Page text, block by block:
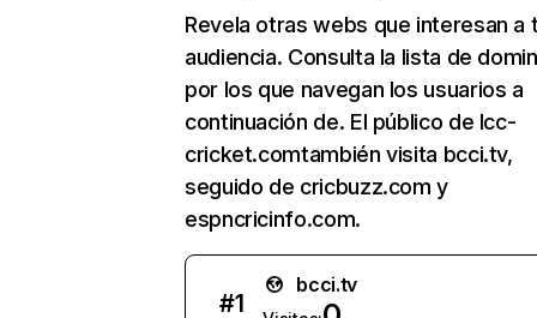
Revela otras webs que interesan a
audiencia. Consulta la lista de
por los que navegan los usuarios a
continuación de. El público de Icc-
cricket.comtambién visita bcci.tv,
seguido de cricbuzz.com y
espncricinfo.com.
#1
bcci.tv